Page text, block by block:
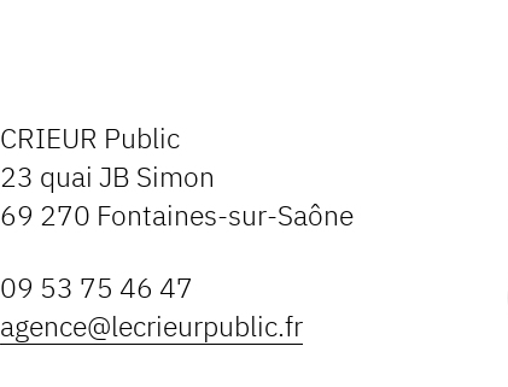
CRIEUR Public
23 quai JB Simon
69 270 Fontaines-sur-Saône
09 53 75 46 47
agence@lecrieurpublic.fr